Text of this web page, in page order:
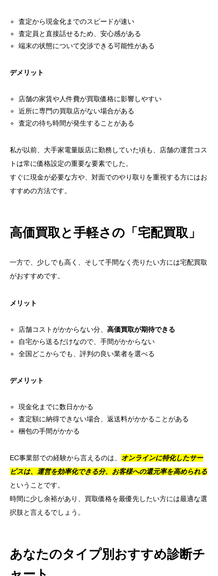
査定から現金化までのスピードが速い
査定員と直接話せるため、安心感がある
端末の状態について交渉できる可能性がある
デメリット
店舗の家賃や人件費が買取価格に影響しやすい
近所に専門の買取店がない場合がある
査定の待ち時間が発生することがある
私が以前、大手家電量販店に勤務していた頃も、店舗の運営コス
トは常に価格設定の重要な要素でした。
すぐに現金が必要な方や、対面でのやり取りを重視する方にはお
すすめの方法です。
高価買取と手軽さの「宅配買取」
一方で、少しでも高く、そして手間なく売りたい方には宅配買取
がおすすめです。
メリット
店舗コストがかからない分、高価買取が期待できる
自宅から送るだけなので、手間がかからない
全国どこからでも、評判の良い業者を選べる
デメリット
現金化までに数日かかる
査定額に納得できない場合、返送料がかかることがある
梱包の手間がかかる
EC事業部での経験から言えるのは、 オンラインに特化したサー
ビスは、運営を効率化できる分、お客様への還元率を高められる
ということです。
時間に少し余裕があり、買取価格を最優先したい方には最適な選
択肢と言えるでしょう。
あなたのタイプ別おすすめ診断チ